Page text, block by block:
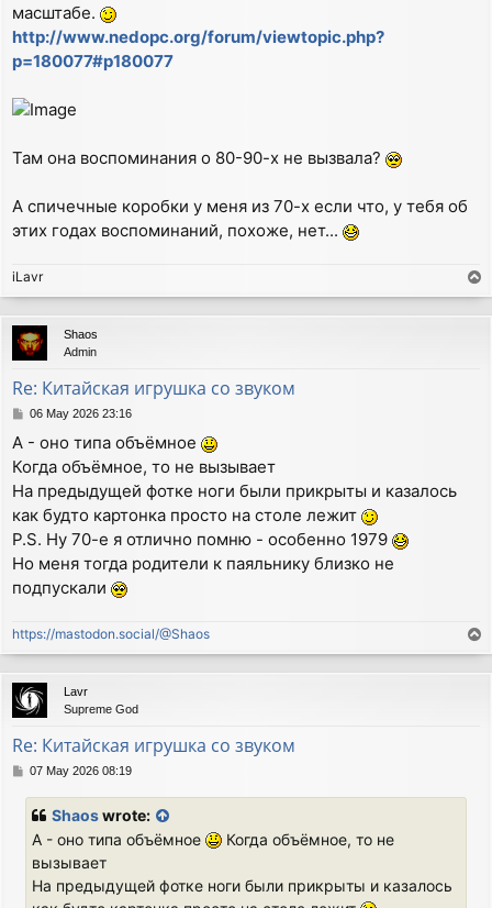
масштабе.
http://www.nedopc.org/forum/viewtopic.php?
p=180077#p180077
Там она воспоминания о 80-90-х не вызвала?
А спичечные коробки у меня из 70-х если что, у тебя об
этих годах воспоминаний, похоже, нет...
iLavr
o
p
Shaos
Admin
Re: Китайская игрушка со звуком
P
s
t
06 May 2026 23:16
А - оно типа объёмное
Когда объёмное, то не вызывает
На предыдущей фотке ноги были прикрыты и казалось
как будто картонка просто на столе лежит
P.S. Ну 70-е я отлично помню - особенно 1979
Но меня тогда родители к паяльнику близко не
подпускали
https://mastodon.social/@Shaos
o
p
Lavr
Supreme God
Re: Китайская игрушка со звуком
P07 May 2026 08:19
Shaoswrote:
А - оно типа объёмное
Когда объёмное, то не
вызывает
На предыдущей фотке ноги были прикрыты и казалось